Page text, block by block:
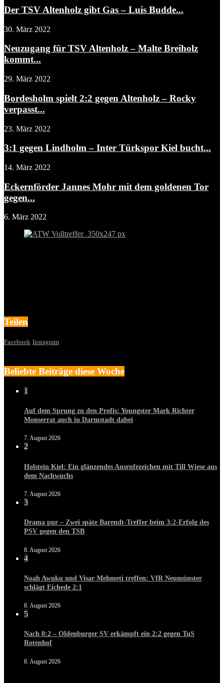
Der TSV Altenholz gibt Gas – Luis Budde...
30. März 2022
Neuzugang für TSV Altenholz – Malte Breiholz
kommt...
29. März 2022
Bordesholm spielt 2:2 gegen Altenholz – Rocky
verpasst...
23. März 2022
3:1 gegen Lindholm – Inter Türkspor Kiel bucht...
14. März 2022
Eckernförder Jannes Mohr mit dem goldenen Tor
gegen...
6. März 2022
Teilen
Facebook Instagram
Beliebte Beiträge diese Woche
1
Auf dem Sprung zu den Profis: Youngster Mark Richter
Monserrat auch in Darmstadt dabei
7. August 2026
2
Holstein Kiel: Ein glänzendes Ausrufezeichen mit Till Wiese aus
dem Nachwuchs
7. August 2026
3
Drama pur – Zwei späte Barendt-Treffer beim 3:2-Erfolg des
PSV gegen den TSB
8. August 2026
4
Noah Awuku und Visar Mehmeti treffen: VfR Neumünster
schlägt Eichede 2:1
8. August 2026
5
Nach 0:2 – Oldenburger SV erkämpft ein 2:2 gegen TuS
Rotenhof
8. August 2026